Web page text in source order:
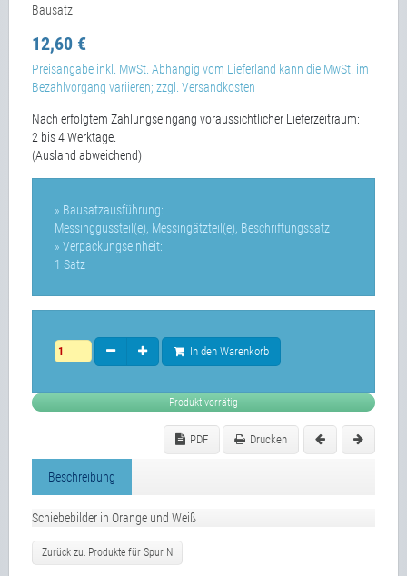
Bausatz
12,60 €
Preisangabe inkl. MwSt. Abhängig vom Lieferland kann die MwSt. im
Bezahlvorgang variieren; zzgl. Versandkosten
Nach erfolgtem Zahlungseingang voraussichtlicher Lieferzeitraum:
2 bis 4 Werktage.
(Ausland abweichend)
» Bausatzausführung:
Messinggussteil(e), Messingätzteil(e), Beschriftungssatz
» Verpackungseinheit:
1 Satz
In den Warenkorb
Produkt vorrätig
PDF Drucken
Beschreibung
Schiebebilder in Orange und Weiß
Zurück zu: Produkte für Spur N